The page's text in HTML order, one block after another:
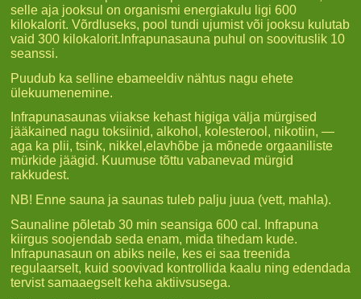
selle aja jooksul on organismi energiakulu ligi 600
kilokalorit. Võrdluseks, pool tundi ujumist või jooksu kulutab
vaid 300 kilokalorit.Infrapunasauna puhul on soovituslik 10
seanssi.
Puudub ka selline ebameeldiv nähtus nagu ehete
ülekuumenemine.
Infrapunasaunas viiakse kehast higiga välja mürgised
jääkained nagu toksiinid, alkohol, kolesterool, nikotiin, —
aga ka plii, tsink, nikkel,elavhõbe ja mõnede orgaaniliste
mürkide jäägid. Kuumuse tõttu vabanevad mürgid
rakkudest.
NB! Enne sauna ja saunas tuleb palju juua (vett, mahla).
Saunaline põletab 30 min seansiga 600 cal. Infrapuna
kiirgus soojendab seda enam, mida tihedam kude.
Infrapunasaun on abiks neile, kes ei saa treenida
regulaarselt, kuid soovivad kontrollida kaalu ning edendada
tervist samaaegselt keha aktiivsusega.